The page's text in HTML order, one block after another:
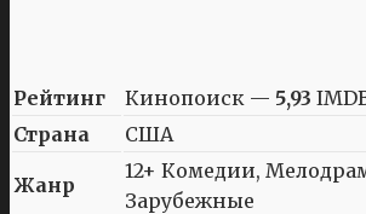
Рейтинг Кинопоиск — 5,93
Страна
США
Жанр
12+ Комедии,
Зарубежные